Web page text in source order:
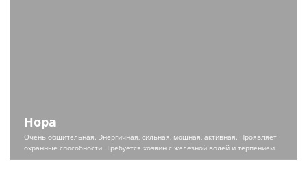
Нора
Очень общительная. Энергичная, сильная, мощная, активная. Проявляет
охранные способности. Требуется хозяин с железной волей и терпением